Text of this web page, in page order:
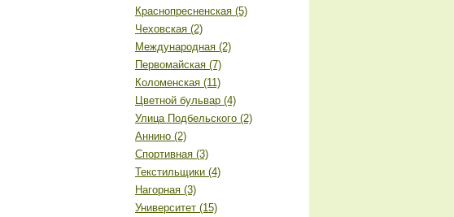
Краснопресненская (5)
Чеховская (2)
Международная (2)
Первомайская (7)
Коломенская (11)
Цветной бульвар (4)
Улица Подбельского (2)
Аннино (2)
Спортивная (3)
Текстильщики (4)
Нагорная (3)
Университет (15)